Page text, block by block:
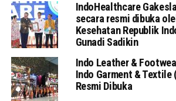
IndoHealthcare
secara resmi dibuka
Kesehatan Republik
Gunadi Sadikin
Indo Leather &
Indo Garment & Textile
Resmi Dibuka